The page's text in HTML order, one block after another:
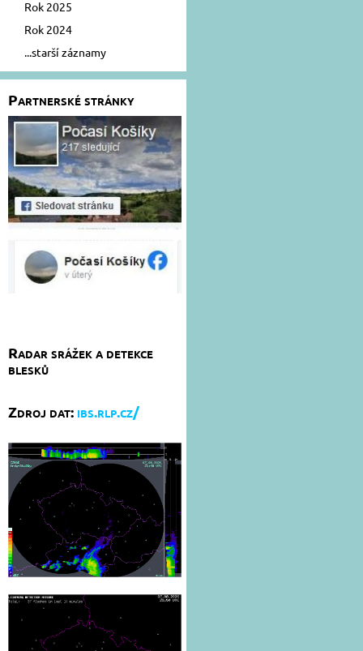
Rok 2025
Rok 2024
...starší záznamy
Partnerské stránky
Radar srážek a detekce
blesků
Zdroj dat: ibs.rlp.cz/